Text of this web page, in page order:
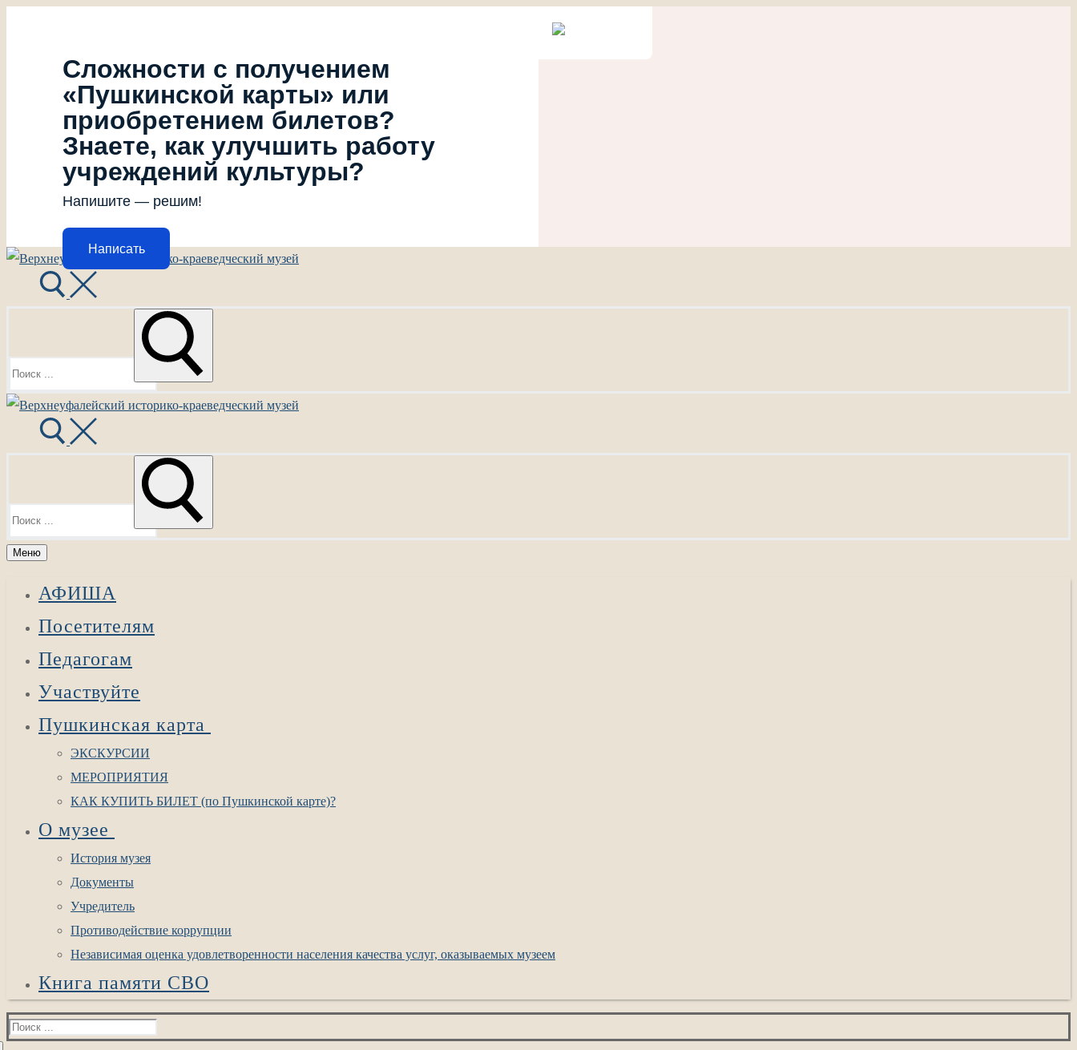
Сложности с получением
«Пушкинской карты» или
приобретением билетов?
Знаете, как улучшить работу
учреждений культуры?
Напишите — решим!
Написать
Перейти
содержимому
Меню
Закрыть
Меню
АФИША
Посетителям
Педагогам
Участвуйте
Пушкинская карта
ЭКСКУРСИИ
МЕРОПРИЯТИЯ
КАК КУПИТЬ БИЛЕТ (по Пушкинской карте)?
О музее
История музея
Документы
Учредитель
Противодействие коррупции
Независимая оценка удовлетворенности населения качества услуг, оказываемых музеем
Книга памяти СВО
Найти: